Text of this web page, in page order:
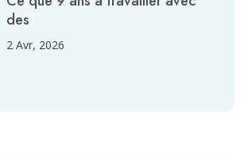
des
2 Avr, 2026